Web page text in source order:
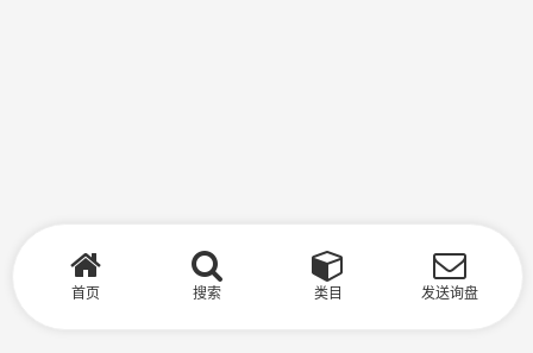
首页 搜索 类目 发送询盘